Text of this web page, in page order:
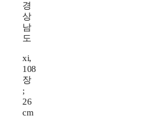
경
상
남
도
xi,
108
장
;
26
cm